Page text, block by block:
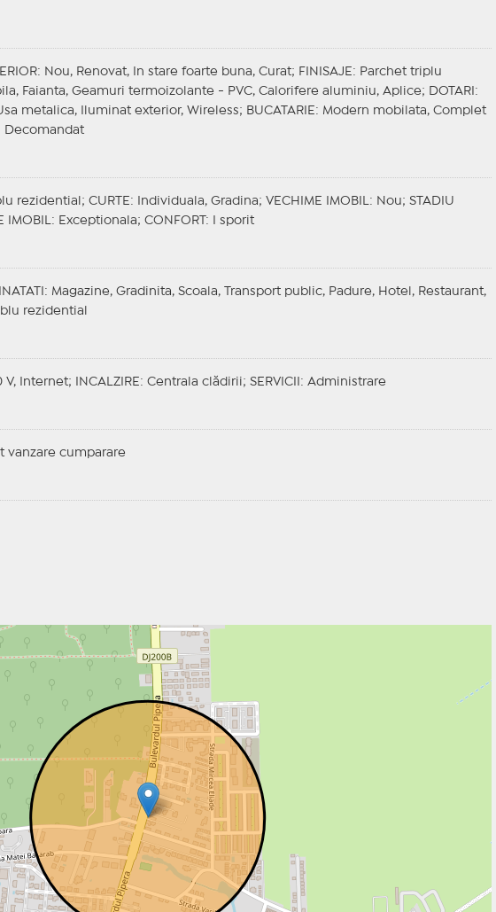
: Nou, Renovat, In stare foarte buna, Curat; FINISAJE : Parchet triplu
Faianta, Geamuri termoizolante - PVC, Calorifere aluminiu, Aplice;
DOTARI :
metalica, Iluminat exterior, Wireless; BUCATARIE : Modern mobilata, Complet
Decomandat
rezidential; CURTE : Individuala, Gradina; VECHIME IMOBIL : Nou; STADIU
IMOBIL : Exceptionala; CONFORT : I sporit
: Magazine, Gradinita, Scoala, Transport public, Padure, Hotel, Restaurant,
rezidential
V, Internet; INCALZIRE : Centrala clădirii; SERVICII : Administrare
vanzare cumparare